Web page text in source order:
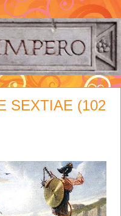
SEXTIAE (102